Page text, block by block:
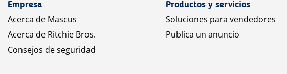
Empresa
Acerca de Mascus
Acerca de Ritchie Bros.
Consejos de seguridad
Productos y servicios
Soluciones para vendedores
Publica un anuncio